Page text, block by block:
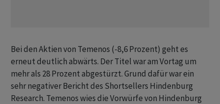
Bei den Aktien von Temenos (-8,6 Prozent) geht es
erneut deutlich abwärts. Der Titel war am Vortag um
mehr als 28 Prozent abgestürzt. Grund dafür war ein
sehr negativer Bericht des Shortsellers Hindenburg
Research. Temenos wies die Vorwürfe von Hindenburg